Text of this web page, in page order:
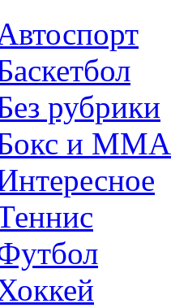
рубрики
и ММА